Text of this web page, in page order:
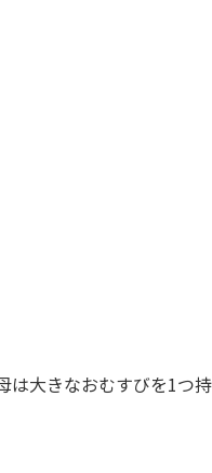
大きなおむすびを1つ